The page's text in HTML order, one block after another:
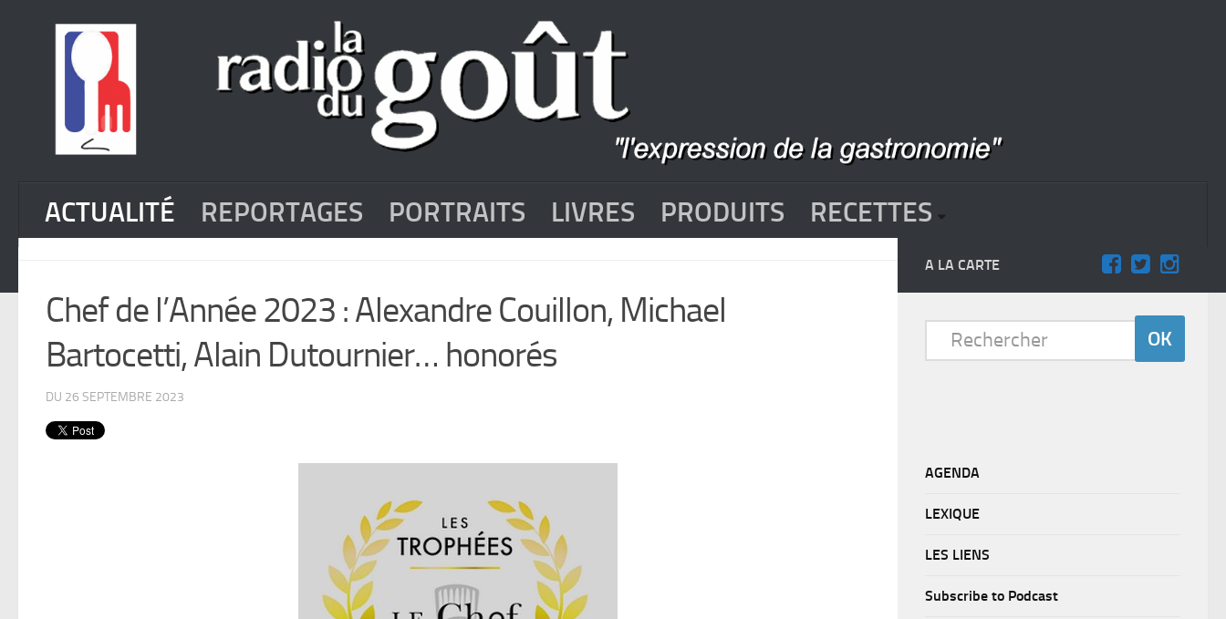
ACTUALITÉ REPORTAGES PORTRAITS LIVRES PRODUITS RECETTES
Chef de l’Année 2023 : Alexandre Couillon, Michael
Bartocetti, Alain Dutournier… honorés
DU 26 SEPTEMBRE 2023
A LA CARTE
AGENDA
LEXIQUE
LES LIENS
Subscribe to Podcast